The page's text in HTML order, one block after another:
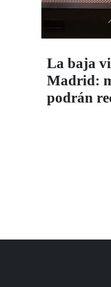
La baja
Madrid:
podrán